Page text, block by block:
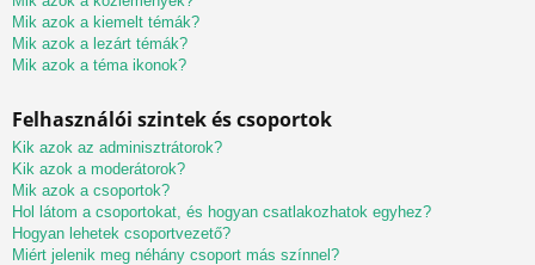
Mik azok a kiemelt témák?
Mik azok a lezárt témák?
Mik azok a téma ikonok?
Felhasználói szintek és csoportok
Kik azok az adminisztrátorok?
Kik azok a moderátorok?
Mik azok a csoportok?
Hol látom a csoportokat, és hogyan csatlakozhatok egyhez?
Hogyan lehetek csoportvezető?
Miért jelenik meg néhány csoport más színnel?